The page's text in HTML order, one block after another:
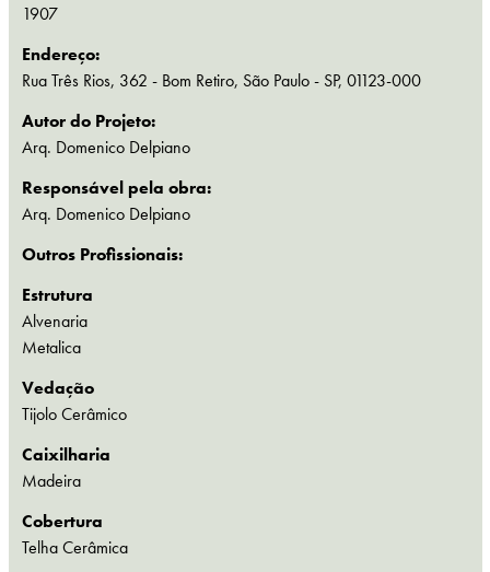
1907
Endereço:
Rua Três Rios, 362 - Bom Retiro, São Paulo - SP, 01123-000
Autor do Projeto:
Arq. Domenico Delpiano
Responsável pela obra:
Arq. Domenico Delpiano
Outros Profissionais:
Estrutura
Alvenaria
Metalica
Vedação
Tijolo Cerâmico
Caixilharia
Madeira
Cobertura
Telha Cerâmica